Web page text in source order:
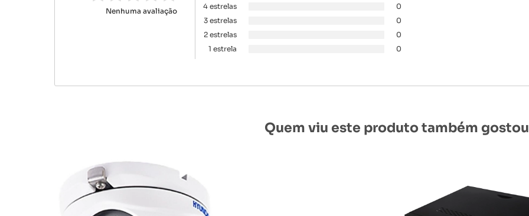
Nenhuma avaliação
4 estrelas
0
3 estrelas
0
2 estrelas
0
1 estrela
0
Quem viu este produto também gostou